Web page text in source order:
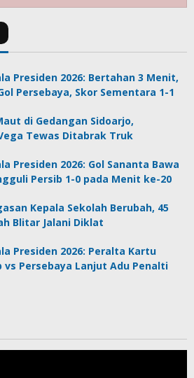
Presiden 2026: Bertahan 3 Menit,
Persebaya, Skor Sementara 1-1
di Gedangan Sidoarjo,
Tewas Ditabrak Truk
Presiden 2026: Gol Sananta Bawa
Persib 1-0 pada Menit ke-20
Kepala Sekolah Berubah, 45
Blitar Jalani Diklat
Presiden 2026: Peralta Kartu
vs Persebaya Lanjut Adu Penalti